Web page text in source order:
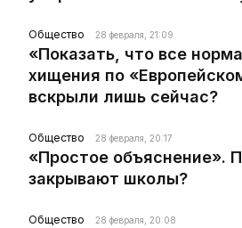
Общество 28 февраля, 21:09
«Показать, что все
хищения по
вскрыли лишь сейчас?
Общество 28 февраля, 20:17
«Простое объяснение».
закрывают школы?
Общество 28 февраля, 20:08